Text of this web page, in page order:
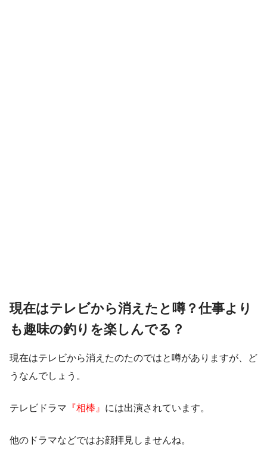
現在はテレビから消えたと噂？仕事より
も趣味の釣りを楽しんでる？
現在はテレビから消えたのたのではと噂がありますが、ど
うなんでしょう。
テレビドラマ 『相棒』 には出演されています。
他のドラマなどではお顔拝見しませんね。